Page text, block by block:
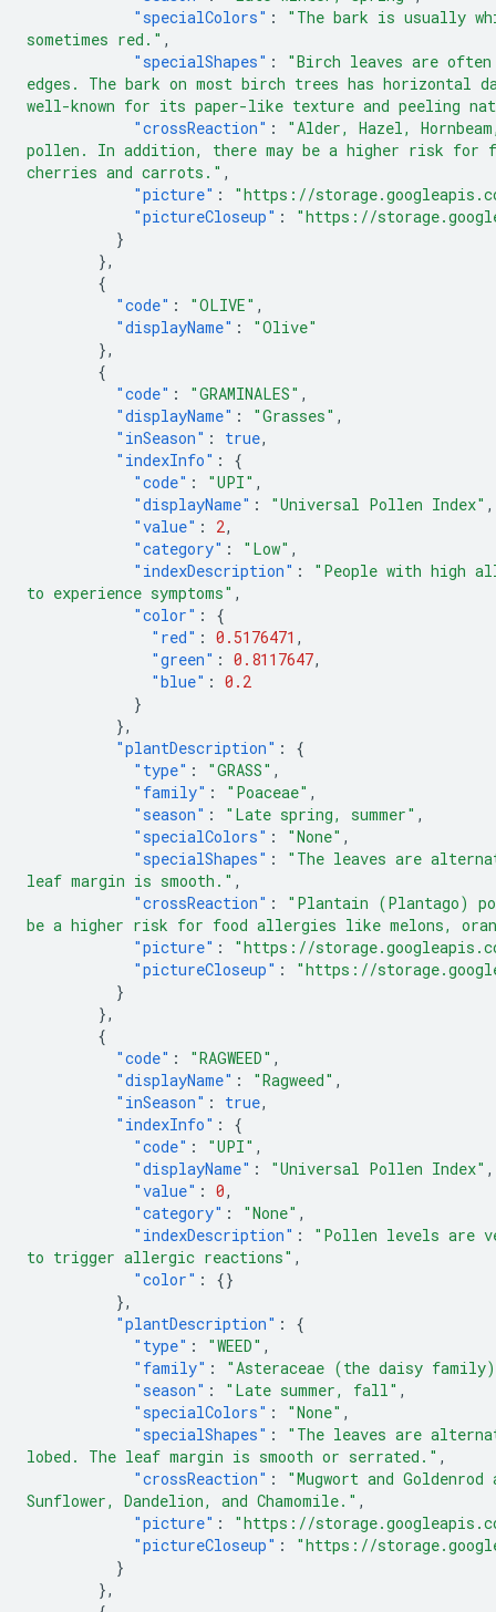
"specialColors" :
"The bark is usually
sometimes red." ,
"specialShapes" :
"Birch leaves are
edges. The bark on most birch trees has
well-known for its paper-like texture and peeling
"crossReaction" :
"Alder, Hazel,
pollen. In addition, there may be a higher risk for
cherries and carrots." ,
"picture" :
"https://
"pictureCloseup" :
"https://
}
},
{
"code" : "OLIVE" ,
"displayName" :
"Olive"
},
{
"code" : "GRAMINALES" ,
"displayName" : "Grasses" ,
"inSeason" : true,
"indexInfo" :
{
"code" : "UPI" ,
"displayName" : "Universal Pollen Index" ,
"value" : 2,
"category" : "Low" ,
"indexDescription" :
"People with high
to experience symptoms" ,
"color" :
{
"red" : 0.5176471 ,
"green" : 0.8117647,
"blue" : 0.2
}
},
"plantDescription" :
{
"type" : "GRASS" ,
"family" : "Poaceae" ,
"season" : "Late spring, summer" ,
"specialColors" : "None" ,
"specialShapes" :
"The leaves are
leaf margin is smooth." ,
"crossReaction" :
"Plantain (Plantago)
be a higher risk for food allergies like melons,
"picture" :
"https://
"pictureCloseup" :
"https://
}
},
{
"code" : "RAGWEED" ,
"displayName" : "Ragweed" ,
"inSeason" : true,
"indexInfo" :
{
"code" : "UPI" ,
"displayName" : "Universal Pollen Index" ,
"value" : 0,
"category" : "None" ,
"indexDescription" :
"Pollen levels are
to trigger allergic reactions" ,
"color" :
{}
},
"plantDescription" :
{
"type" : "WEED" ,
"family" :
"Asteraceae (the daisy
"season" : "Late summer, fall" ,
"specialColors" : "None" ,
"specialShapes" :
"The leaves are
lobed. The leaf margin is smooth or serrated." ,
"crossReaction" :
"Mugwort and
Sunflower, Dandelion, and Chamomile." ,
"picture" :
"https://
"pictureCloseup" :
"https://
}
},